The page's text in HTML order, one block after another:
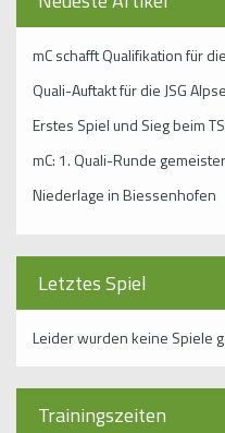
mC schafft Qualifikation für
Quali-Auftakt für die JSG
Erstes Spiel und Sieg beim
mC: 1. Quali-Runde
Niederlage in Biessenhofen
Letztes Spiel
Leider wurden keine Spiele
Trainingszeiten